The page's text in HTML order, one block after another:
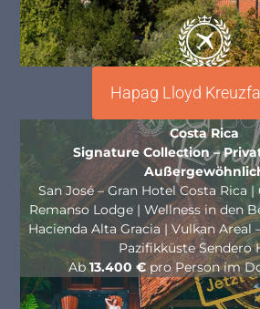
Hapag Lloyd
Costa Rica
Signature Collection –
San José – Gran Hotel Costa Rica |
Remanso Lodge | Wellness in den
Hacienda Alta Gracia | Vulkan Areal
PazifikküsteSendero
Ab13.400 €pro Person im